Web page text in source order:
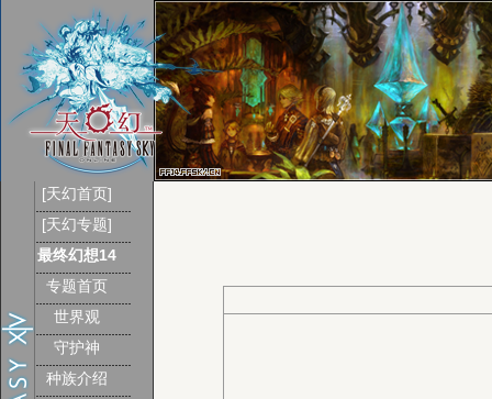
[天幻首页]
[天幻专题]
最终幻想14
专题首页
世界观
守护神
种族介绍